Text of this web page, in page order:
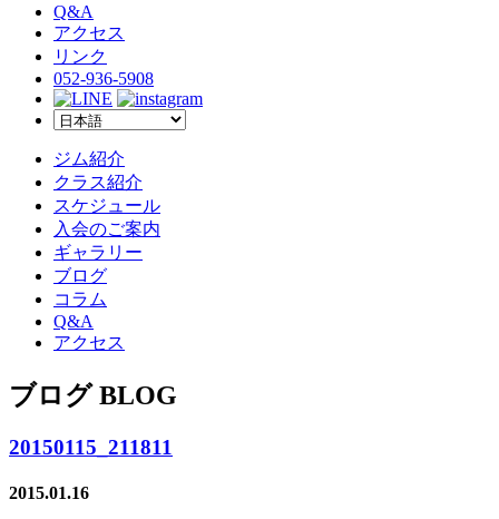
Q&A
アクセス
リンク
052-936-5908
ジム紹介
クラス紹介
スケジュール
入会のご案内
ギャラリー
ブログ
コラム
Q&A
アクセス
ブログ BLOG
20150115_211811
2015.01.16